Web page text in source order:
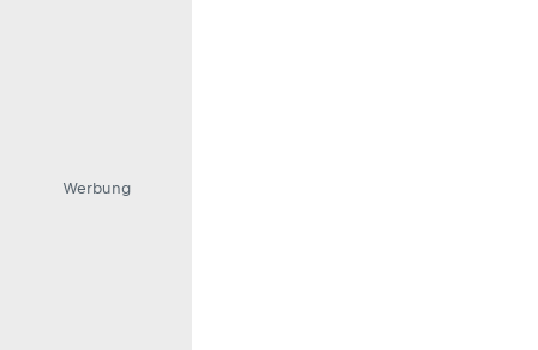
Werbung